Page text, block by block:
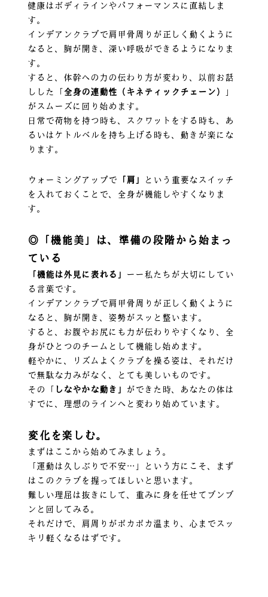
健康はボディラインやパフォーマンスに直結しま
す。
インデアンクラブで肩甲骨周りが正しく動くように
なると、胸が開き、深い呼吸ができるようになりま
す。
すると、体幹への力の伝わり方が変わり、以前お話
しした「全身の連動性（キネティックチェーン）
」
がスムーズに回り始めます。
日常で荷物を持つ時も、スクワットをする時も、あ
るいはケトルベルを持ち上げる時も、動きが楽にな
ります。
ウォーミングアップで 「肩」
という重要なスイッチ
を入れておくことで、全身が機能しやすくなりま
す。
◎「機能美」は、準備の段階から始まっ
ている
「機能は外見に表れる」
ーー私たちが大切にしてい
る言葉です。
インデアンクラブで肩甲骨周りが正しく動くように
なると、胸が開き、姿勢がスッと整います。
すると、お腹やお尻にも力が伝わりやすくなり、全
身がひとつのチームとして機能し始めます。
軽やかに、リズムよくクラブを操る姿は、それだけ
で無駄な力みがなく、とても美しいものです。
その「 しなやかな動き」
ができた時、あなたの体は
すでに、理想のラインへと変わり始めています。
変化を楽しむ。
まずはここから始めてみましょう。
「運動は久しぶりで不安…」という方にこそ、まず
はこのクラブを握ってほしいと思います。
難しい理屈は抜きにして、重みに身を任せてブンブ
ンと回してみる。
それだけで、肩周りがポカポカ温まり、心までスッ
キリ軽くなるはずです。